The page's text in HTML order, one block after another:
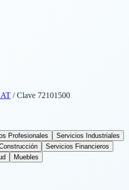
/ Clave 72101500
Profesionales
Servicios Industriales
Servicios Financieros
Muebles